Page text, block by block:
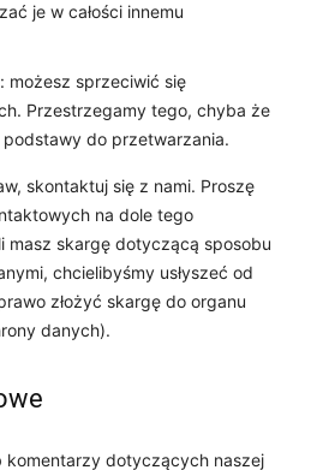
je w całości innemu
możesz sprzeciwić się
Przestrzegamy tego, chyba że
podstawy do przetwarzania.
skontaktuj się z nami. Proszę
na dole tego
masz skargę dotyczącą sposobu
chcielibyśmy usłyszeć od
złożyć skargę do organu
danych).
dotyczących naszej